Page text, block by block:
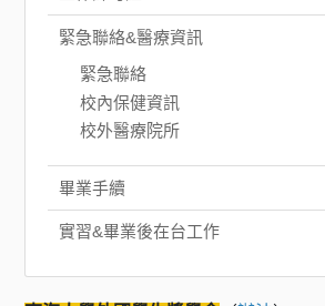
緊急聯絡&醫療資訊
緊急聯絡
校內保健資訊
校外醫療院所
畢業手續
實習&畢業後在台工作